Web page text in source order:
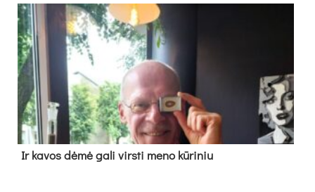
Ir ka­vos dė­mė ga­li virs­ti me­no kū­ri­niu